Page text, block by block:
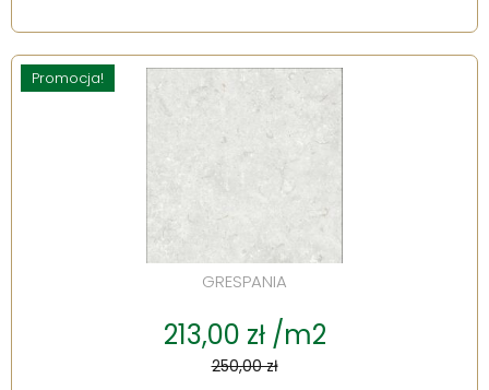
Promocja!
GRESPANIA
213,00 zł /m2
250,00 zł